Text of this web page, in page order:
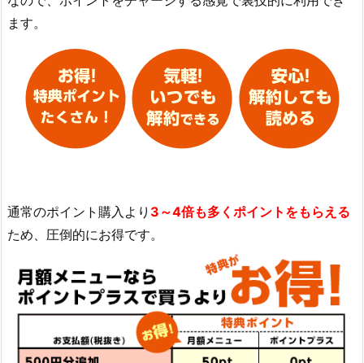
ます。
通常のポイント購入より 3～4倍も多くポイントをもらえる
ため、圧倒的にお得です。